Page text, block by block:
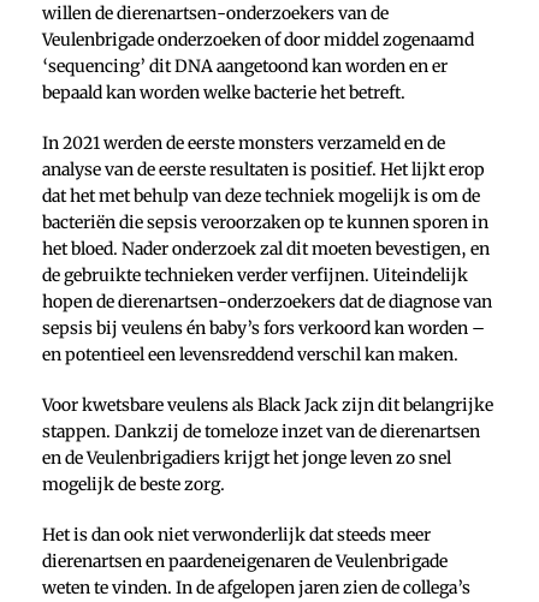
willen de dierenartsen-onderzoekers van de
Veulenbrigade onderzoeken of door middel zogenaamd
‘sequencing’ dit DNA aangetoond kan worden en er
bepaald kan worden welke bacterie het betreft.
In 2021 werden de eerste monsters verzameld en de
analyse van de eerste resultaten is positief. Het lijkt erop
dat het met behulp van deze techniek mogelijk is om de
bacteriën die sepsis veroorzaken op te kunnen sporen in
het bloed. Nader onderzoek zal dit moeten bevestigen, en
de gebruikte technieken verder verfijnen. Uiteindelijk
hopen de dierenartsen-onderzoekers dat de diagnose van
sepsis bij veulens én baby’s fors verkoord kan worden –
en potentieel een levensreddend verschil kan maken.
Voor kwetsbare veulens als Black Jack zijn dit belangrijke
stappen. Dankzij de tomeloze inzet van de dierenartsen
en de Veulenbrigadiers krijgt het jonge leven zo snel
mogelijk de beste zorg.
Het is dan ook niet verwonderlijk dat steeds meer
dierenartsen en paardeneigenaren de Veulenbrigade
weten te vinden. In de afgelopen jaren zien de collega’s